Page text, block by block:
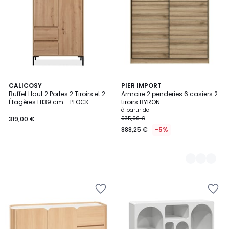
CALICOSY
Buffet Haut 2 Portes 2 Tiroirs et 2
Étagères H139 cm - PLOCK
319,00 €
PIER IMPORT
Armoire 2 penderies 6 casiers 2
tiroirs BYRON
à partir de
935,00 €
888,25 € -5%
5
Couleurs